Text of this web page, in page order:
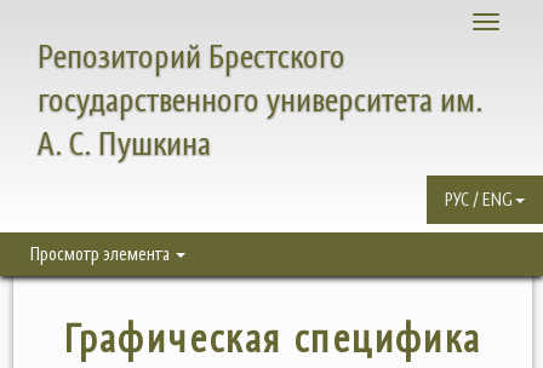
Toggle
Репозиторий Брестского
государственного университета им.
А. С. Пушкина
РУС / ENG
Просмотр элемента
Графическая специфика